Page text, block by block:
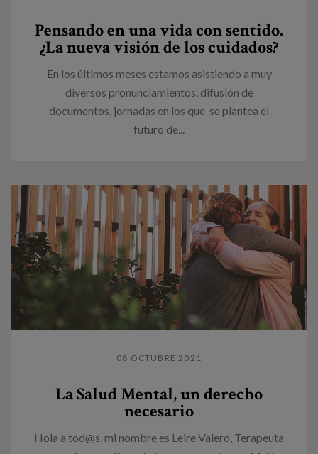
Pensando en una vida con sentido.
¿La nueva visión de los cuidados?
En los últimos meses estamos asistiendo a muy
diversos pronunciamientos, difusión de
documentos, jornadas en los que se plantea el
futuro de...
08 OCTUBRE 2021
La Salud Mental, un derecho
necesario
Hola a tod@s, mi nombre es Leire Valero, Terapeuta